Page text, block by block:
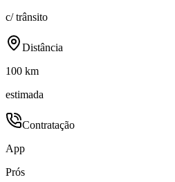
c/ trânsito
Distância
100 km
estimada
Contratação
App
Prós